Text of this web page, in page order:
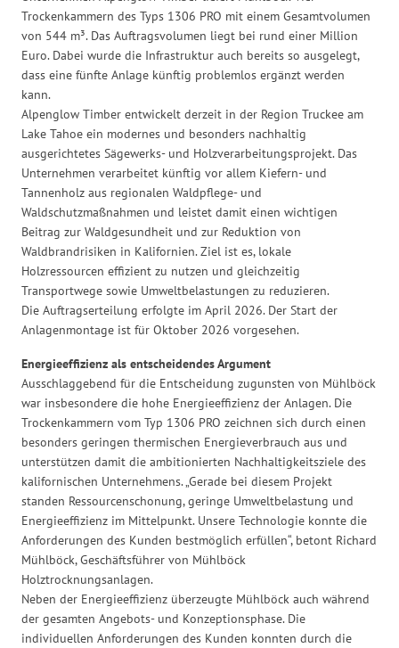
Trockenkammern des Typs 1306 PRO mit einem Gesamtvolumen
von 544 m³. Das Auftragsvolumen liegt bei rund einer Million
Euro. Dabei wurde die Infrastruktur auch bereits so ausgelegt,
dass eine fünfte Anlage künftig problemlos ergänzt werden
kann.
Alpenglow Timber entwickelt derzeit in der Region Truckee am
Lake Tahoe ein modernes und besonders nachhaltig
ausgerichtetes Sägewerks- und Holzverarbeitungsprojekt. Das
Unternehmen verarbeitet künftig vor allem Kiefern- und
Tannenholz aus regionalen Waldpflege- und
Waldschutzmaßnahmen und leistet damit einen wichtigen
Beitrag zur Waldgesundheit und zur Reduktion von
Waldbrandrisiken in Kalifornien. Ziel ist es, lokale
Holzressourcen effizient zu nutzen und gleichzeitig
Transportwege sowie Umweltbelastungen zu reduzieren.
Die Auftragserteilung erfolgte im April 2026. Der Start der
Anlagenmontage ist für Oktober 2026 vorgesehen.
Energieeffizienz als entscheidendes Argument
Ausschlaggebend für die Entscheidung zugunsten von Mühlböck
war insbesondere die hohe Energieeffizienz der Anlagen. Die
Trockenkammern vom Typ 1306 PRO zeichnen sich durch einen
besonders geringen thermischen Energieverbrauch aus und
unterstützen damit die ambitionierten Nachhaltigkeitsziele des
kalifornischen Unternehmens. „Gerade bei diesem Projekt
standen Ressourcenschonung, geringe Umweltbelastung und
Energieeffizienz im Mittelpunkt. Unsere Technologie konnte die
Anforderungen des Kunden bestmöglich erfüllen“, betont Richard
Mühlböck, Geschäftsführer von Mühlböck
Holztrocknungsanlagen.
Neben der Energieeffizienz überzeugte Mühlböck auch während
der gesamten Angebots- und Konzeptionsphase. Die
individuellen Anforderungen des Kunden konnten durch die